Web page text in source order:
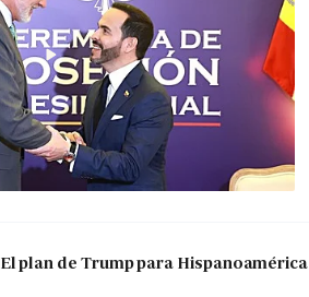
El plan de Trump para Hispanoamérica